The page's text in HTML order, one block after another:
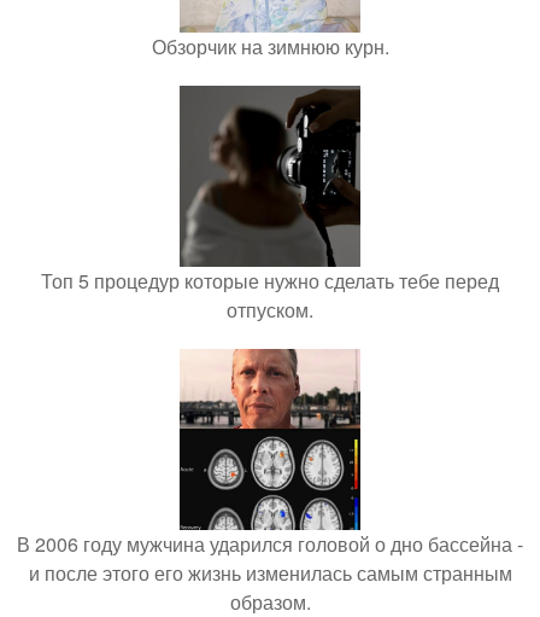
Обзорчик на зимнюю курн.
Топ 5 процедур которые нужно сделать тебе перед
отпуском.
В 2006 году мужчина ударился головой о дно бассейна -
и после этого его жизнь изменилась самым странным
образом.